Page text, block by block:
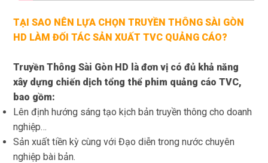
TẠI SAO NÊN LỰA CHỌN TRUYỀN THÔNG SÀI GÒN
HD LÀM ĐỐI TÁC SẢN XUẤT TVC QUẢNG CÁO?
Truyền Thông Sài Gòn HD là đơn vị có đủ khả năng
xây dựng chiến dịch tổng thể phim quảng cáo TVC,
bao gồm:
Lên định hướng sáng tạo kịch bản truyền thông cho doanh
nghiệp…
Sản xuất tiền kỳ cùng với Đạo diễn trong nước chuyên
nghiệp bài bản.